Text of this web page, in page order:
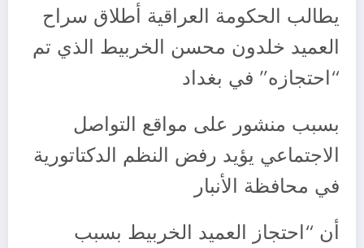
يطالب الحكومة العراقية أطلاق سراح
العميد خلدون محسن الخربيط الذي تم
“احتجازه” في بغداد
بسبب منشور على مواقع التواصل
الاجتماعي يؤيد رفض النظم الدكتاتورية
في محافظة الأنبار
أن “احتجاز العميد الخربيط بسبب